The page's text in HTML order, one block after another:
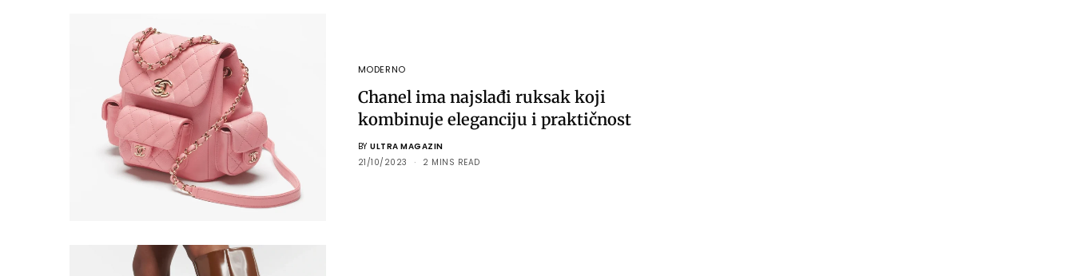
MODERNO
Chanel ima najslađi ruksak koji
kombinuje eleganciju i praktičnost
BY ULTRA MAGAZIN
21/10/2023
2 MINS READ